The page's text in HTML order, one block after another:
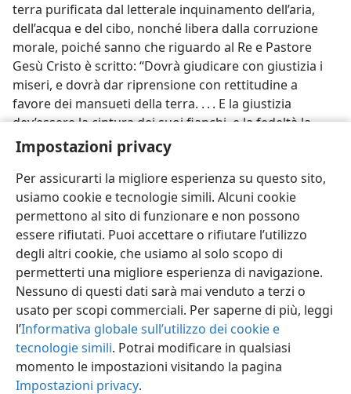
Impostazioni privacy
Per assicurarti la migliore esperienza su questo sito,
usiamo cookie e tecnologie simili. Alcuni cookie
permettono al sito di funzionare e non possono
essere rifiutati. Puoi accettare o rifiutare l’utilizzo
degli altri cookie, che usiamo al solo scopo di
permetterti una migliore esperienza di navigazione.
Nessuno di questi dati sarà mai venduto a terzi o
usato per scopi commerciali. Per saperne di più, leggi
l’Informativa globale sull’utilizzo dei cookie e
tecnologie simili. Potrai modificare in qualsiasi
momento le impostazioni visitando la pagina
Impostazioni privacy.
terra purificata dal letterale inquinamento dell’aria,
dell’acqua e del cibo, nonché libera dalla corruzione
morale, poiché sanno che riguardo al Re e Pastore
Gesù Cristo è scritto: “Dovrà giudicare con giustizia i
miseri, e dovrà dar riprensione con rettitudine a
favore dei mansueti della terra. . . . E la giustizia
dev’essere la cintura dei suoi fianchi, e la fedeltà la
cintura dei suoi lombi”. —Isa. 11:4, 5
Italiano Condividi Impostazioni
Copyright © 2026 Watch Tower Bible and Tract Society of Pennsylvania
Condizioni d’uso Informativa sulla privacy
Impostazioni privacy
JW.ORG
Accedi